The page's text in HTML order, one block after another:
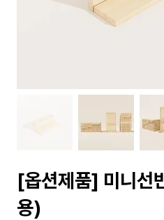
[옵션제품] 미니선
용)